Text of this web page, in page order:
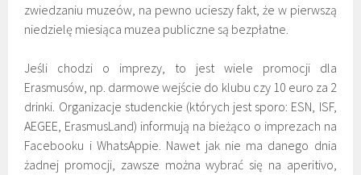
zwiedzaniu muzeów, na pewno ucieszy fakt, że w pierwszą
niedzielę miesiąca muzea publiczne są bezpłatne.
Jeśli chodzi o imprezy, to jest wiele promocji dla
Erasmusów, np. darmowe wejście do klubu czy 10 euro za 2
drinki. Organizacje studenckie (których jest sporo: ESN, ISF,
AEGEE, ErasmusLand) informują na bieżąco o imprezach na
Facebooku i WhatsAppie. Nawet jak nie ma danego dnia
żadnej promocji, zawsze można wybrać się na aperitivo,